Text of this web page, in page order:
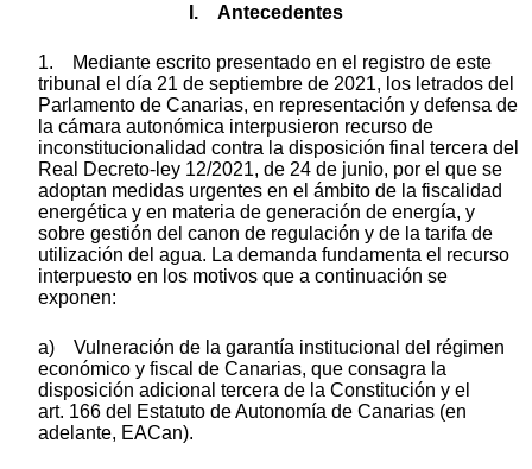
I. Antecedentes
1. Mediante escrito presentado en el registro de este
tribunal el día 21 de septiembre de 2021, los letrados del
Parlamento de Canarias, en representación y defensa de
la cámara autonómica interpusieron recurso de
inconstitucionalidad contra la disposición final tercera del
Real Decreto-ley 12/2021, de 24 de junio, por el que se
adoptan medidas urgentes en el ámbito de la fiscalidad
energética y en materia de generación de energía, y
sobre gestión del canon de regulación y de la tarifa de
utilización del agua. La demanda fundamenta el recurso
interpuesto en los motivos que a continuación se
exponen:
a) Vulneración de la garantía institucional del régimen
económico y fiscal de Canarias, que consagra la
disposición adicional tercera de la Constitución y el
art. 166 del Estatuto de Autonomía de Canarias (en
adelante, EACan).